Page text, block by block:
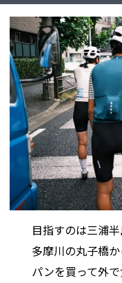
目指すのは三浦半
多摩川の丸子橋
パンを買って外